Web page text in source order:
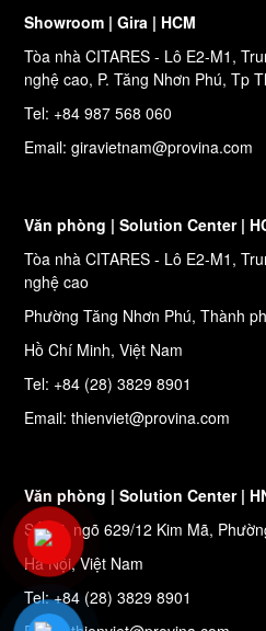
Showroom | Gira | HCM
Tòa nhà CITARES - Lô E2-M1,
nghệ cao, P. Tăng Nhơn Phú, Tp
Tel: +84 987 568 060
Email: giravietnam@provina.com
Văn phòng | Solution Center |
Tòa nhà CITARES - Lô E2-M1,
nghệ cao
Phường Tăng Nhơn Phú, Thành
Hồ Chí Minh, Việt Nam
Tel: +84 (28) 3829 8901
Email: thienviet@provina.com
Văn phòng | Solution Center |
Số 27, ngõ 629/12 Kim Mã,
Hà Nội, Việt Nam
Tel: +84 (28) 3829 8901